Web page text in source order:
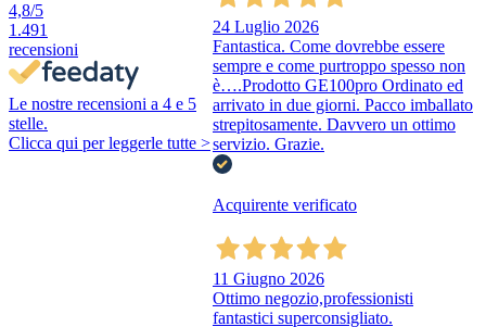
4,8/5
1.491
recensioni
Le nostre recensioni a 4 e 5
stelle.
Clicca qui per leggerle tutte >
24 Luglio 2026
Fantastica. Come dovrebbe essere
sempre e come purtroppo spesso non
è….Prodotto GE100pro Ordinato ed
arrivato in due giorni. Pacco imballato
strepitosamente. Davvero un ottimo
servizio. Grazie.
Acquirente verificato
11 Giugno 2026
Ottimo negozio,professionisti
fantastici superconsigliato.